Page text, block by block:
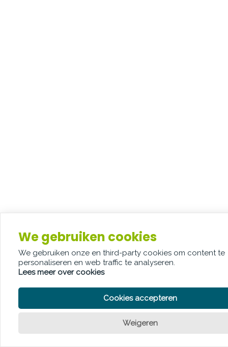
We gebruiken cookies
We gebruiken onze en third-party cookies om content te
personaliseren en web traffic te analyseren.
Lees meer over cookies
Cookies accepteren
Weigeren